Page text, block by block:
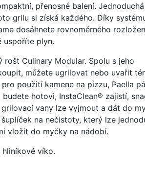
přenosné balení. Jednoduchá
grilu si získá každého. Díky
dosáhnete rovnoměrného
uspoříte plyn.
Culinary Modular. Spolu s jeho
můžete ugrilovat nebo uvařit
použití kamene na pizzu, Paella
hotovi, InstaClean® zajistí,
vany lze vyjmout a dát do
na nečistoty, který lze
vložit do myčky na nádobí.
víko.